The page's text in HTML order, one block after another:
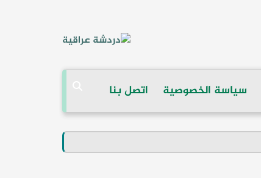
سياسة الخصوصية اتصل بنا